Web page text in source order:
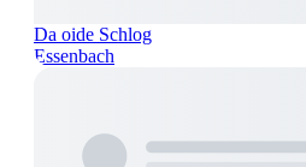
Da oide Schlog
Essenbach